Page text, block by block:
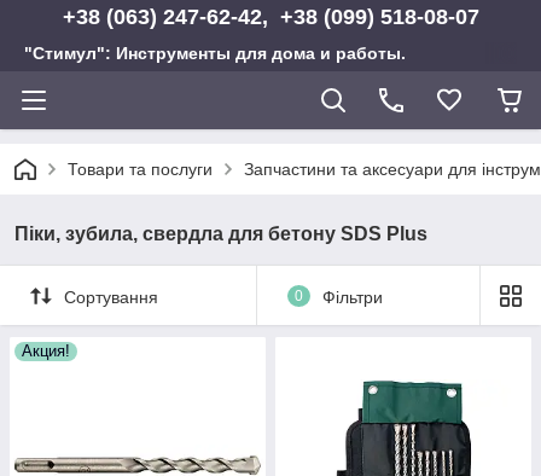
+38 (063) 247-62-42, +38 (099) 518-08-07
"Стимул": Инструменты для дома и работы.
Товари та послуги Запчастини та аксесуари для
Піки, зубила, свердла для бетону SDS Plus
Сортування 0 Фільтри
Акция!